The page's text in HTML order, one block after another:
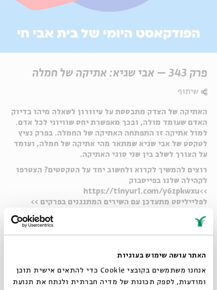
האתר עושה שימוש בעוגיות
אנחנו משתמשים בקובצי Cookie כדי להתאים אישית תוכן
ומודעות, לספק תכונות של מדיה חברתית ולנתח את תנועת
פרק 343 – אבי שגיא: אתיקה של חמלה
האתיקה של הצדק מתבססת על עיוורון לשאלה מיהו בדיוק
האדם שעומד מולה, ובכך מאפשרת יחס שוויוני לכל אדם.
למול אתיקה זו התפתחה האתיקה של החמלה. בפרק נציץ
לטקסט של אבי שגיא שמתאר מהי אתיקה של חמלה, ועומד
על הצורך לשלב בין שני סוגי האתיקה.
רוצים להמשיך לקרוא ולחשוב יחד על הטקסטים? הצטרפו
לקהילה שלנו בפייסבוק
>>https://tinyurl.com/y6zpkwxu
לפלייליסט מתעדכן עם השירים המתנגנים בפרקים >>
שיתוף
לקבלת עדכונים על פרק חדש ב- Whatsapp
Email